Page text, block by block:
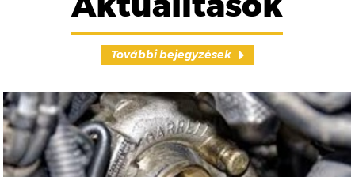
További bejegyzések